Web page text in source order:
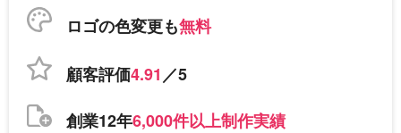
ロゴの色変更も無料
顧客評価4.91／5
創業12年6,000件以上制作実績